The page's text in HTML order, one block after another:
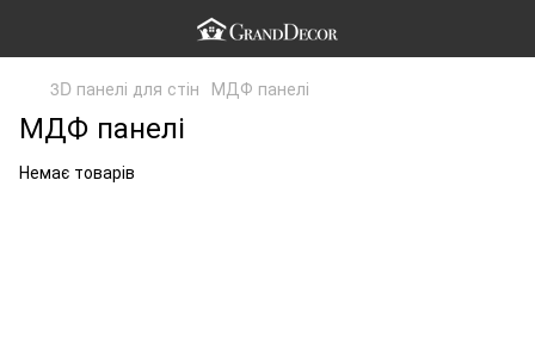
3D панелі для стін МДФ панелі
МДФ панелі
Немає товарів